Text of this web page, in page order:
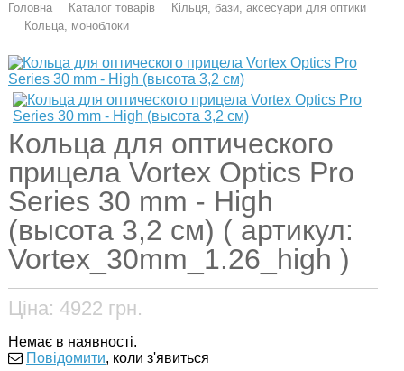
Головна Каталог товарів
Кільця, бази, аксесуари для оптики
Кольца, моноблоки
Кольца для оптического
прицела Vortex Optics Pro
Series 30 mm - High
(высота 3,2 см) ( артикул:
Vortex_30mm_1.26_high )
Ціна: 4922 грн.
Немає в наявності.
Повідомити, коли з'явиться